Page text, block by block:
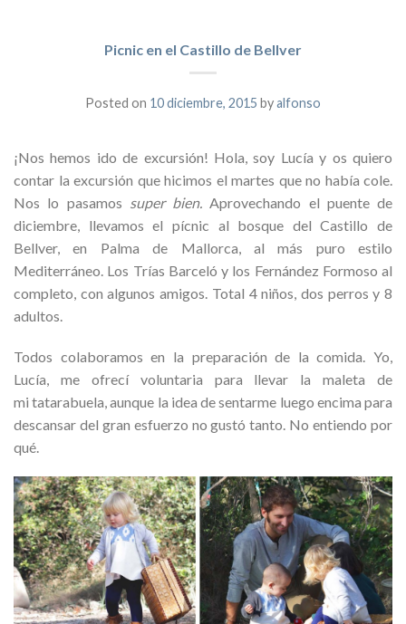
Picnic en el Castillo de Bellver
Posted on 10 diciembre, 2015 byalfonso
¡Nos hemos ido de excursión! Hola, soy Lucía y os quiero
contar la excursión que hicimos el martes que no había cole.
Nos lo pasamos super bien.Aprovechando el puente de
diciembre, llevamos el pícnic al bosque del Castillo de
Bellver, en Palma de Mallorca, al más puro estilo
Mediterráneo. Los Trías Barceló y los Fernández Formoso al
completo, con algunos amigos. Total 4 niños, dos perros y 8
adultos.
Todos colaboramos en la preparación de la comida. Yo,
Lucía, me ofrecí voluntaria para llevar la maleta de
mi tatarabuela, aunque la idea de sentarme luego encima para
descansar del gran esfuerzo no gustó tanto. No entiendo por
qué.